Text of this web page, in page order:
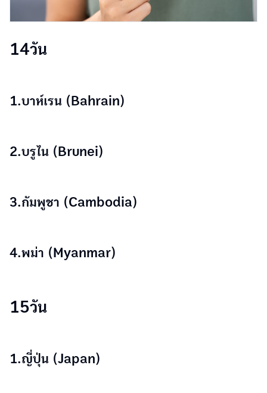
14วัน
1.บาห์เรน (Bahrain)
2.บรูไน (Brunei)
3.กัมพูชา (Cambodia)
4.พม่า (Myanmar)
15วัน
1.ญี่ปุ่น (Japan)